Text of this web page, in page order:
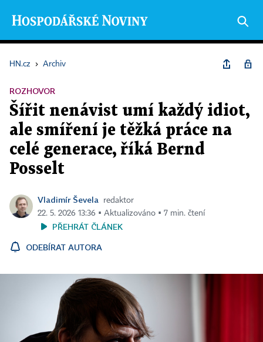
HN.cz › Archiv
ROZHOVOR
Šířit nenávist umí každý idiot,
ale smíření je těžká práce na
celé generace, říká Bernd
Posselt
Vladimír Ševela
redaktor
22. 5. 2026 13:36 ▪ Aktualizováno ▪ 7 min. čtení
PŘEHRÁT ČLÁNEK
ODEBÍRAT AUTORA